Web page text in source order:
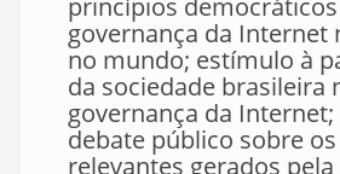
princípios
governança da Internet
no mundo; estímulo à
da sociedade brasileira
governança da
debate público sobre
relevantes gerados